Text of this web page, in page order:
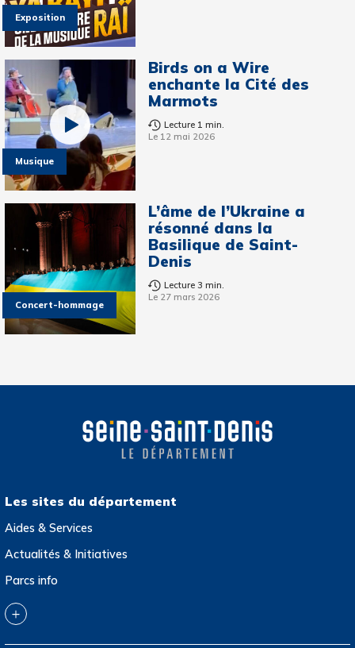
Exposition
Musique
Birds on a Wire
enchante la Cité des
Marmots
Lecture 1 min.
Le 12 mai 2026
Concert-hommage
L’âme de l’Ukraine a
résonné dans la
Basilique de Saint-
Denis
Lecture 3 min.
Le 27 mars 2026
Les sites du département
Aides & Services
Actualités & Initiatives
Parcs info
Collection départementale d’art contemporain